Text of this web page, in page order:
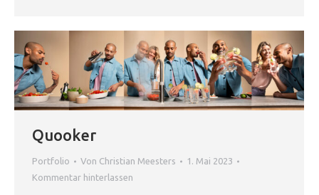
Quooker
Portfolio Von Christian Meesters
1. Mai 2023
Kommentar hinterlassen